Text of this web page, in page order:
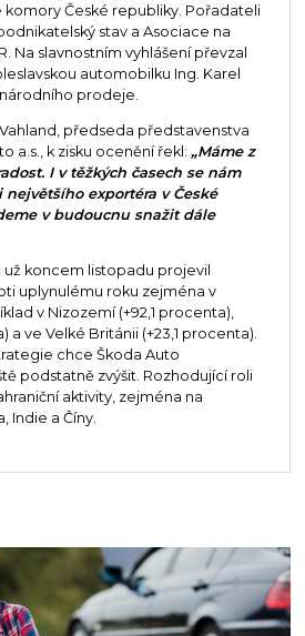
komory České republiky. Pořadateli
stav a Asociace na
Na slavnostním vyhlášení převzal
automobilku Ing. Karel
prodeje.
předseda představenstva
a.s., k zisku ocenění řekl: „Máme z
I v těžkých časech se nám
exportéra v České
v budoucnu snažit dále
už koncem listopadu projevil
uplynulému roku zejména v
v Nizozemí (+92,1 procenta),
a ve Velké Británii (+23,1 procenta).
chce Škoda Auto
podstatně zvýšit. Rozhodující roli
aktivity, zejména na
Indie a Číny.